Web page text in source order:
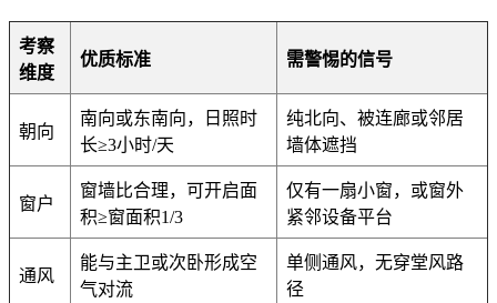
考察
维度
优质标准 需警惕的信号
朝向
南向或东南向，日照时
长≥3小时/天
纯北向、被连廊或邻居
墙体遮挡
窗户
窗墙比合理，可开启面
积≥窗面积1/3
仅有一扇小窗，或窗外
紧邻设备平台
通风
能与主卫或次卧形成空
气对流
单侧通风，无穿堂风路
径